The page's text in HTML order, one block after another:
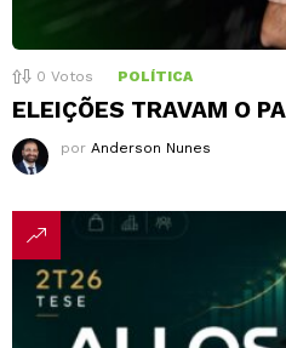
0 Votos POLÍTICA
ELEIÇÕES TRAVAM O
por Anderson Nunes